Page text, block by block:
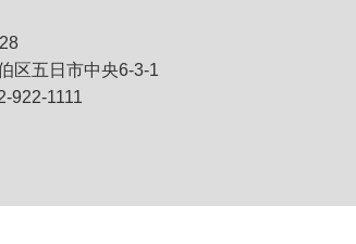
区五日市中央6-3-1
922-1111